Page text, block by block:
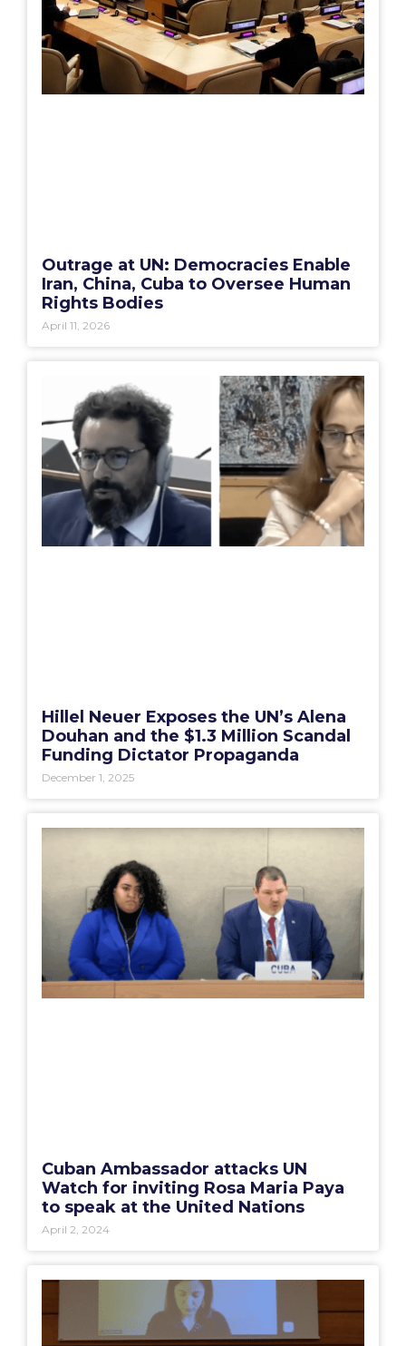
Outrage at UN: Democracies Enable
Iran, China, Cuba to Oversee Human
Rights Bodies
April 11, 2026
Hillel Neuer Exposes the UN’s Alena
Douhan and the $1.3 Million Scandal
Funding Dictator Propaganda
December 1, 2025
Cuban Ambassador attacks UN
Watch for inviting Rosa Maria Paya
to speak at the United Nations
April 2, 2024